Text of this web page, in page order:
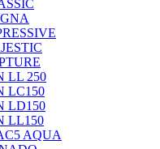
LL 250
LC150
LD150
LL150
AQUA